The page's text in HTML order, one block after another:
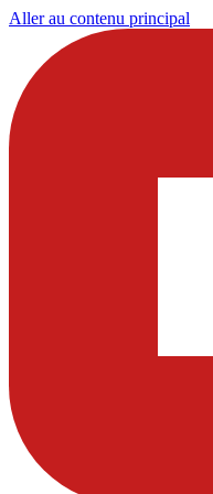
Aller au contenu principal